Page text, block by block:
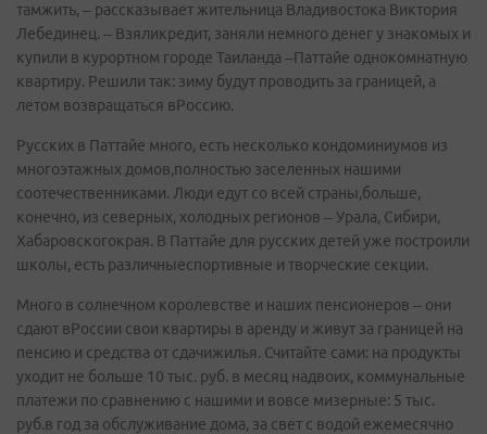
тамжить, – рассказывает жительница Владивостока Виктория
Лебединец. – Взяликредит, заняли немного денег у знакомых и
купили в курортном городе Таиланда –Паттайе однокомнатную
квартиру. Решили так: зиму будут проводить за границей, а
летом возвращаться вРоссию.
Русских в Паттайе много, есть несколько кондоминиумов из
многоэтажных домов,полностью заселенных нашими
соотечественниками. Люди едут со всей страны,больше,
конечно, из северных, холодных регионов – Урала, Сибири,
Хабаровскогокрая. В Паттайе для русских детей уже построили
школы, есть различныеспортивные и творческие секции.
Много в солнечном королевстве и наших пенсионеров – они
сдают вРоссии свои квартиры в аренду и живут за границей на
пенсию и средства от сдачижилья. Считайте сами: на продукты
уходит не больше 10 тыс. руб. в месяц надвоих, коммунальные
платежи по сравнению с нашими и вовсе мизерные: 5 тыс.
руб.в год за обслуживание дома, за свет с водой ежемесячно